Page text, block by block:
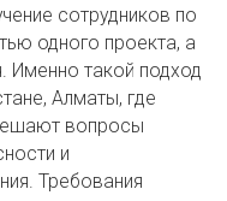
сотрудников по
одного проекта, а
Именно такой подход
Алматы, где
вопросы
и
Требования